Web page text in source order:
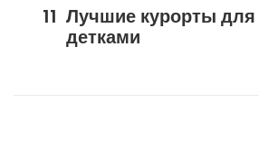
Лучшие курорты
детками